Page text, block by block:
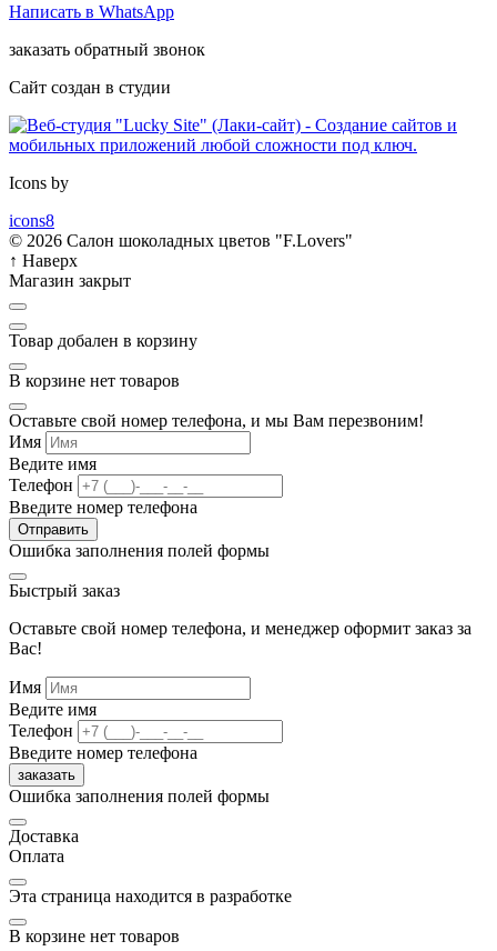
Написать в WhatsApp
заказать обратный звонок
Сайт создан в студии
Icons by
icons8
© 2026 Салон шоколадных цветов "F.Lovers"
↑ Наверх
Магазин закрыт
Товар добален в корзину
В корзине нет товаров
Оставьте свой номер телефона, и мы Вам перезвоним!
Имя
Ведите имя
Телефон
Введите номер телефона
Отправить
Ошибка заполнения полей формы
Быстрый заказ
Оставьте свой номер телефона, и менеджер оформит заказ за
Вас!
Имя
Ведите имя
Телефон
Введите номер телефона
заказать
Ошибка заполнения полей формы
Доставка
Оплата
Эта страница находится в разработке
В корзине нет товаров